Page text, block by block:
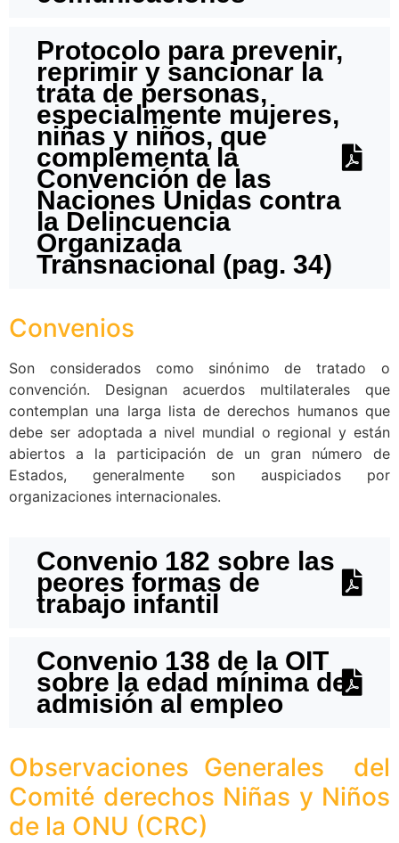
Protocolo para prevenir,
reprimir y sancionar la
trata de personas,
especialmente mujeres,
niñas y niños, que
complementa la
Convención de las
Naciones Unidas contra
la Delincuencia
Organizada
Transnacional (pag. 34)
Convenios
Son considerados como sinónimo de tratado o
convención. Designan acuerdos multilaterales que
contemplan una larga lista de derechos humanos que
debe ser adoptada a nivel mundial o regional y están
abiertos a la participación de un gran número de
Estados, generalmente son auspiciados por
organizaciones internacionales.
Convenio 182 sobre las
peores formas de
trabajo infantil
Convenio 138 de la OIT
sobre la edad mínima de
admisión al empleo
Observaciones Generales del
Comité derechos Niñas y Niños
de la ONU (CRC)